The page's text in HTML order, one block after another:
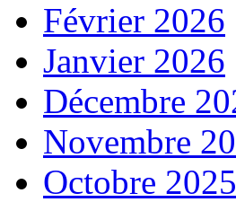
Février 2026
Janvier 2026
Décembre
Novembre
Octobre 2025